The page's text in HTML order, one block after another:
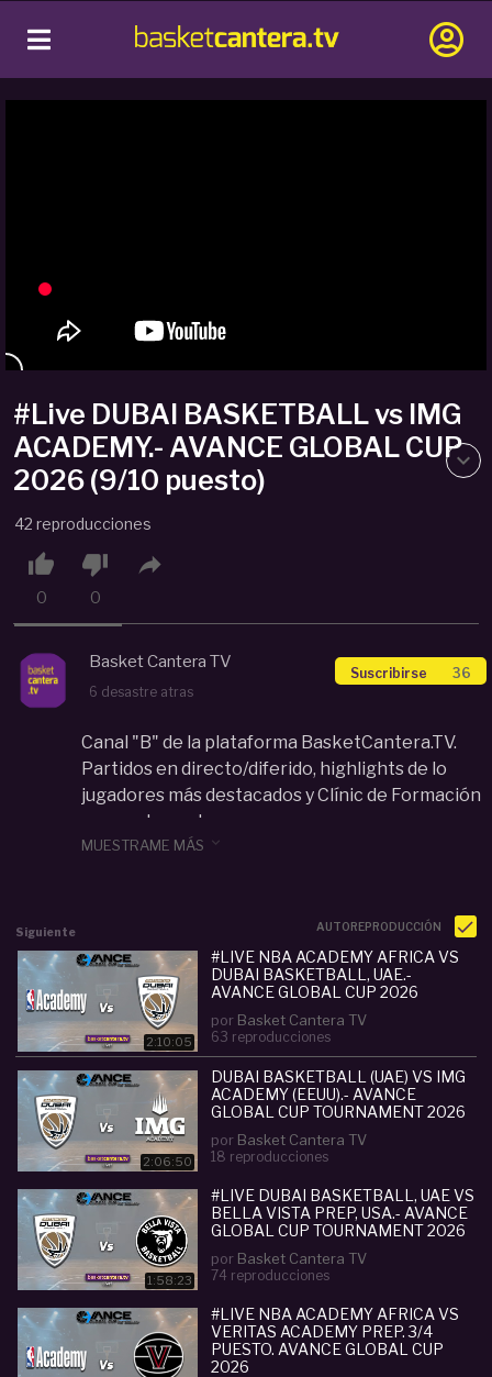
#Live DUBAI BASKETBALL vs IMG
ACADEMY.- AVANCE GLOBAL CUP
2026 (9/10 puesto)
42 reproducciones

0

0

Basket Cantera TV
6 desastre atras
Suscribirse 36
Canal "B" de la plataforma BasketCantera.TV.
Partidos en directo/diferido, highlights de lo
jugadores más destacados y Clínic de Formación
para entrenadores.
MUESTRAME MÁS 
Siguiente AUTOREPRODUCCIÓN
2:10:05
#LIVE NBA ACADEMY AFRICA VS
DUBAI BASKETBALL, UAE.-
AVANCE GLOBAL CUP 2026
por Basket Cantera TV
63 reproducciones
2:06:50
DUBAI BASKETBALL (UAE) VS IMG
ACADEMY (EEUU).- AVANCE
GLOBAL CUP TOURNAMENT 2026
por Basket Cantera TV
18 reproducciones
1:58:23
#LIVE DUBAI BASKETBALL, UAE VS
BELLA VISTA PREP, USA.- AVANCE
GLOBAL CUP TOURNAMENT 2026
por Basket Cantera TV
74 reproducciones
#LIVE NBA ACADEMY AFRICA VS
VERITAS ACADEMY PREP. 3/4
PUESTO. AVANCE GLOBAL CUP
2026